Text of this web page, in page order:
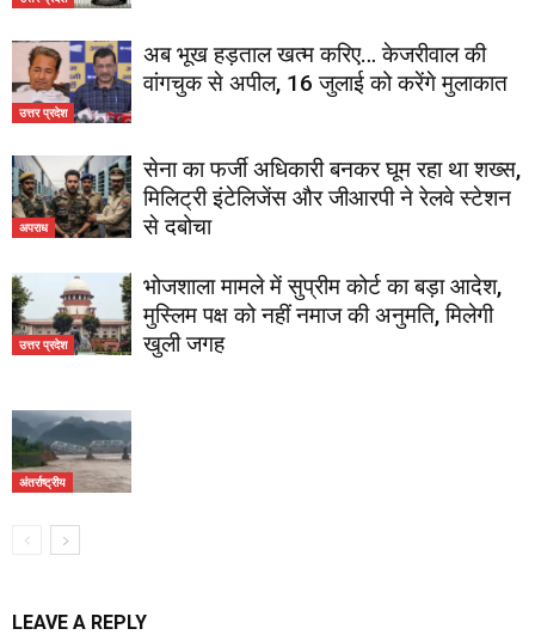
उत्तर प्रदेश
अब भूख हड़ताल खत्म करिए… केजरीवाल की
वांगचुक से अपील, 16 जुलाई को करेंगे मुलाकात
अपराध
सेना का फर्जी अधिकारी बनकर घूम रहा था शख्स,
मिलिट्री इंटेलिजेंस और जीआरपी ने रेलवे स्टेशन
से दबोचा
उत्तर प्रदेश
भोजशाला मामले में सुप्रीम कोर्ट का बड़ा आदेश,
मुस्लिम पक्ष को नहीं नमाज की अनुमति, मिलेगी
खुली जगह
अंतर्राष्ट्रीय
LEAVE A REPLY